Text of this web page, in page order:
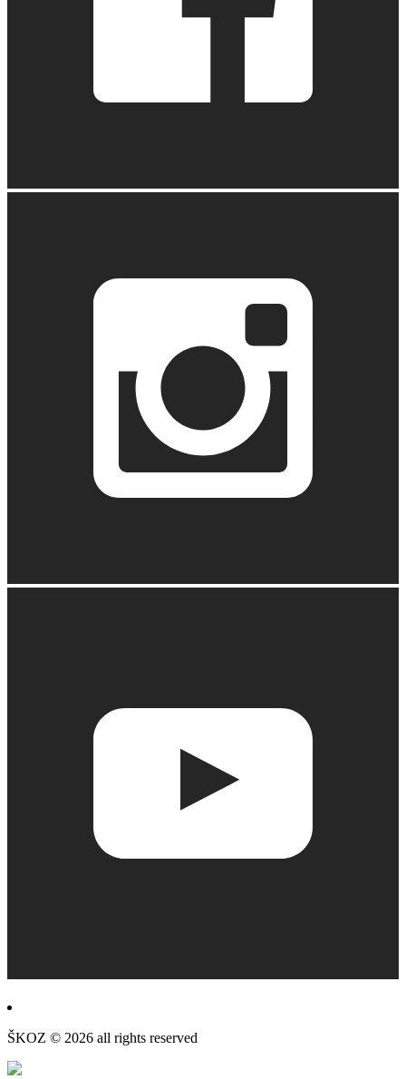
ŠKOZ © 2026 all rights reserved